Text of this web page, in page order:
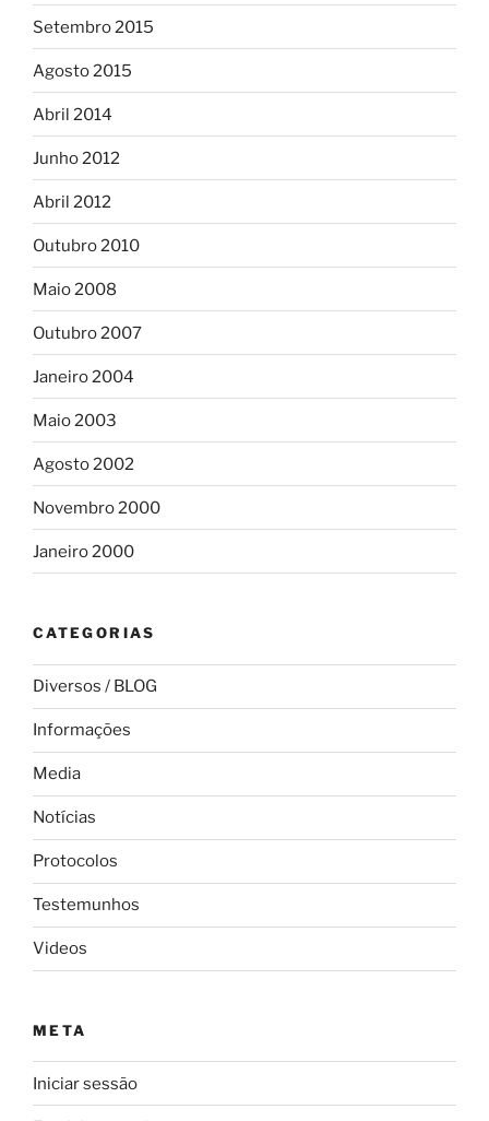
Setembro 2015
Agosto 2015
Abril 2014
Junho 2012
Abril 2012
Outubro 2010
Maio 2008
Outubro 2007
Janeiro 2004
Maio 2003
Agosto 2002
Novembro 2000
Janeiro 2000
CATEGORIAS
Diversos / BLOG
Informações
Media
Notícias
Protocolos
Testemunhos
Videos
META
Iniciar sessão